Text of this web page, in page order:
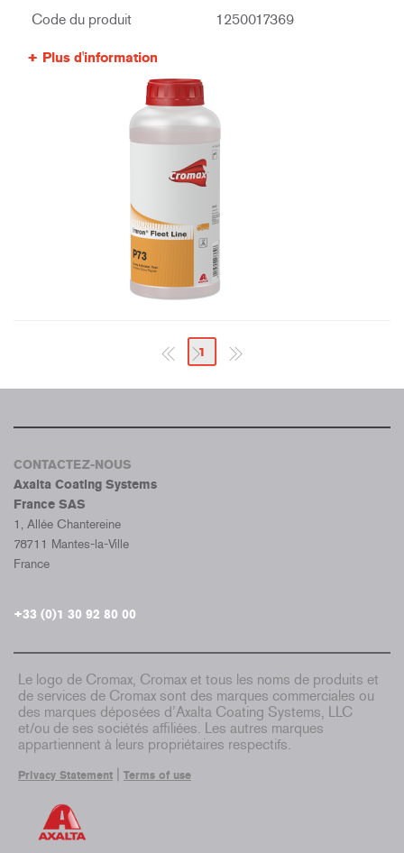
Code du produit 1250017369
Plus d'information
1
CONTACTEZ-NOUS
Axalta Coating Systems
France SAS
1, Allée Chantereine
78711 Mantes-la-Ville
France
+33 (0)1 30 92 80 00
Le logo de Cromax, Cromax et tous les noms de produits et
de services de Cromax sont des marques commerciales ou
des marques déposées d’Axalta Coating Systems, LLC
et/ou de ses sociétés affiliées. Les autres marques
appartiennent à leurs propriétaires respectifs.
Privacy Statement Terms of use